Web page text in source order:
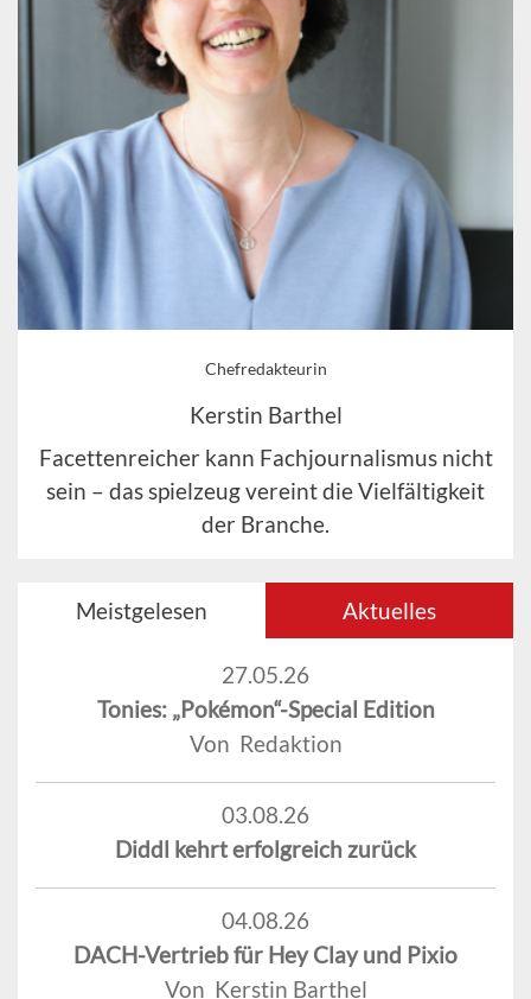
Chefredakteurin
Kerstin Barthel
Facettenreicher kann Fachjournalismus nicht
sein – das spielzeug vereint die Vielfältigkeit
der Branche.
Meistgelesen Aktuelles
27.05.26
Tonies: „Pokémon“-Special Edition
Von Redaktion
03.08.26
Diddl kehrt erfolgreich zurück
04.08.26
DACH-Vertrieb für Hey Clay und Pixio
Von Kerstin Barthel